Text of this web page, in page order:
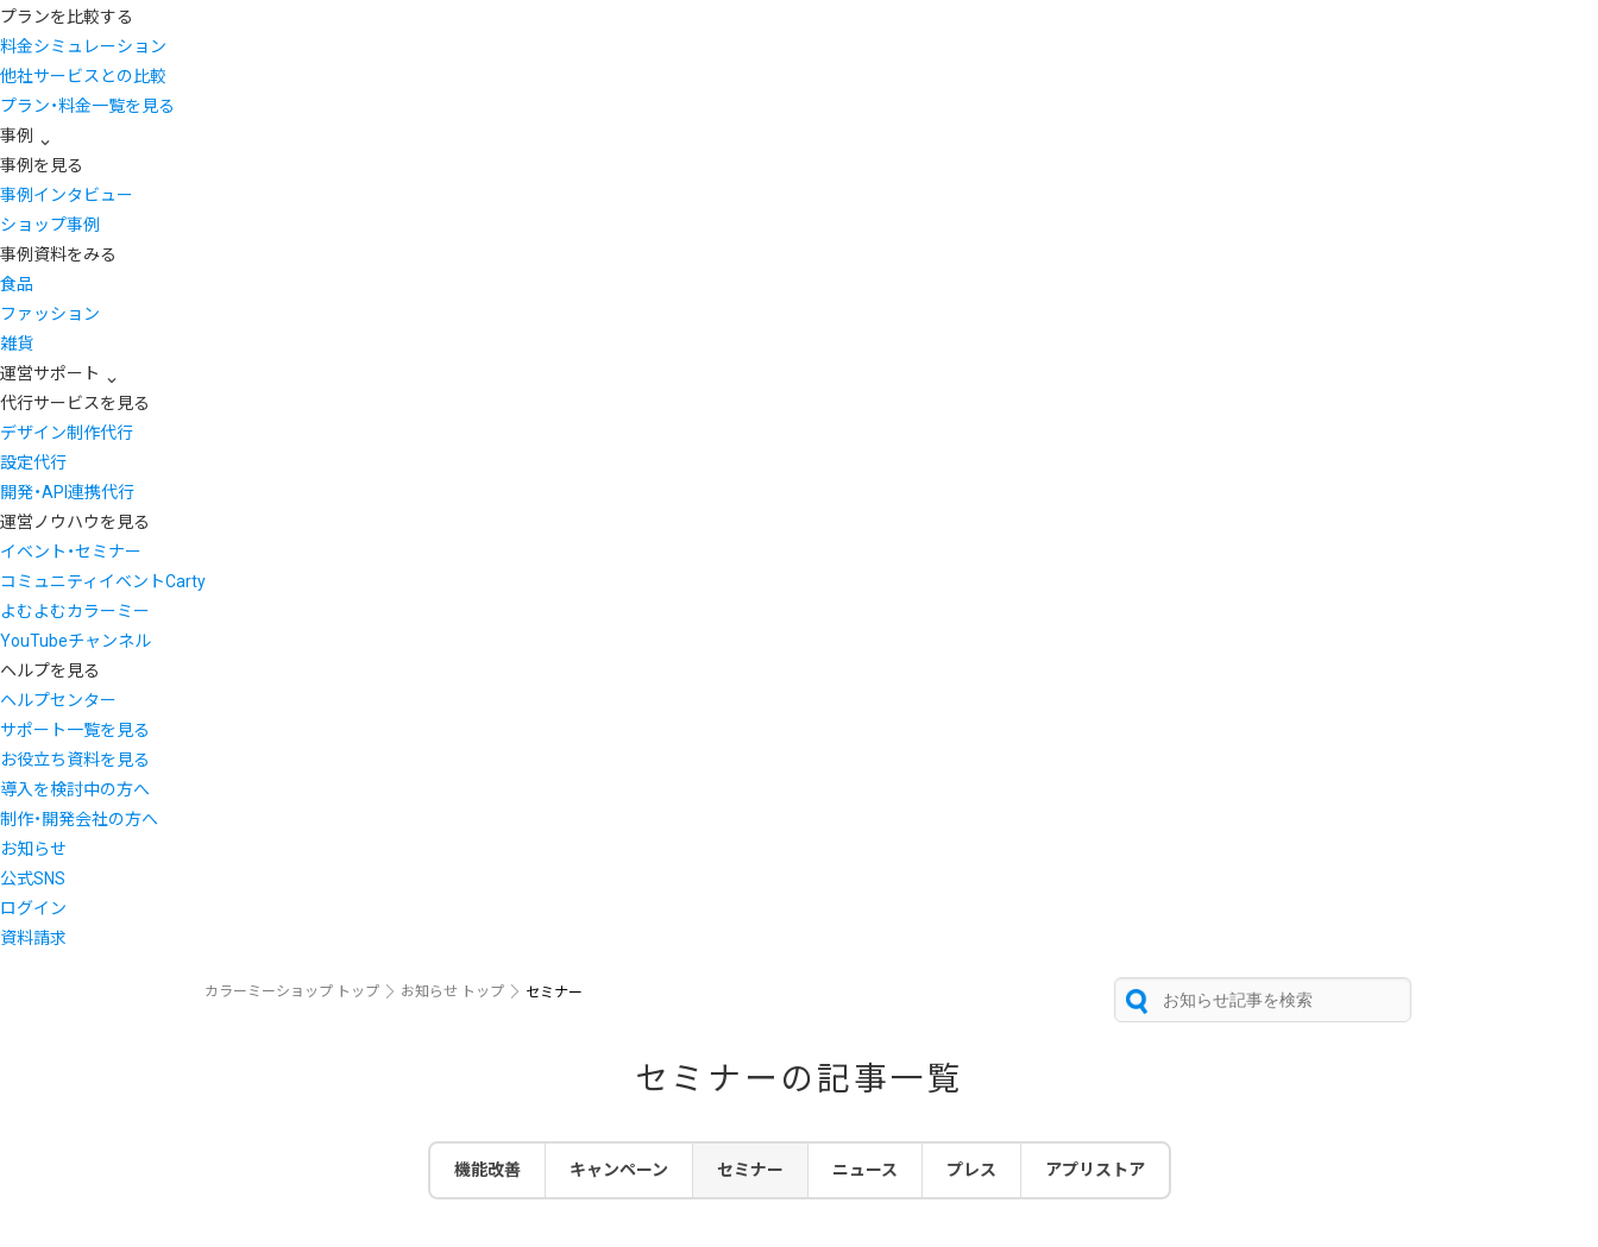
プランを比較する
料金シミュレーション
他社サービスとの比較
プラン・料金一覧を見る
事例
事例を見る
事例インタビュー
ショップ事例
事例資料をみる
食品
ファッション
雑貨
運営サポート
代行サービスを見る
デザイン制作代行
設定代行
開発・API連携代行
運営ノウハウを見る
イベント・セミナー
コミュニティイベントCarty
よむよむカラーミー
YouTubeチャンネル
ヘルプを見る
ヘルプセンター
サポート一覧を見る
お役立ち資料を見る
導入を検討中の方へ
制作・開発会社の方へ
お知らせ
公式SNS
ログイン
資料請求
カラーミーショップ トップ お知らせ トップ セミナー
セミナーの記事一覧
機能改善 キャンペーン セミナー ニュース プレス アプリストア